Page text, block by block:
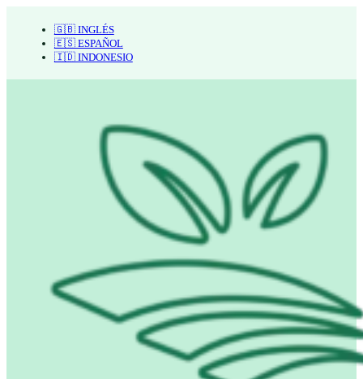
🇬🇧 INGLÉS
🇪🇸 ESPAÑOL
🇮🇩 INDONESIO